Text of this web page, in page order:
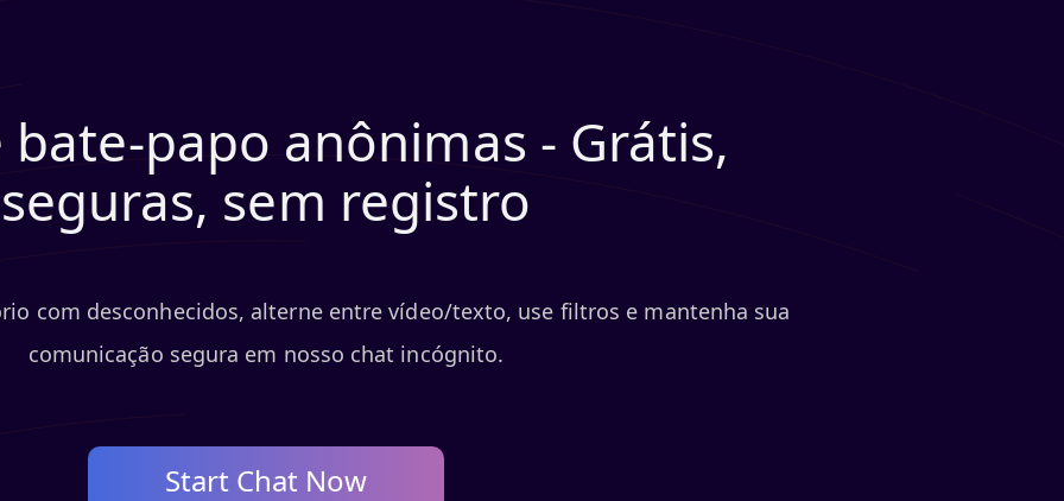
bate-papo anônimas - Grátis,
seguras, sem registro
com desconhecidos, alterne entre vídeo/texto, use filtros e mantenha sua
comunicação segura em nosso chat incógnito.
Start Chat Now